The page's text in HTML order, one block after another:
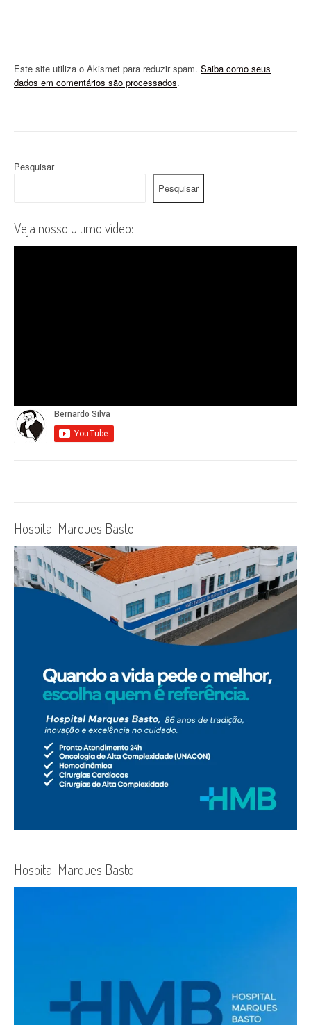
Este site utiliza o Akismet para reduzir spam. Saiba como seus
dados em comentários são processados.
Pesquisar
Pesquisar
Veja nosso ultimo vídeo:
Hospital Marques Basto
Hospital Marques Basto